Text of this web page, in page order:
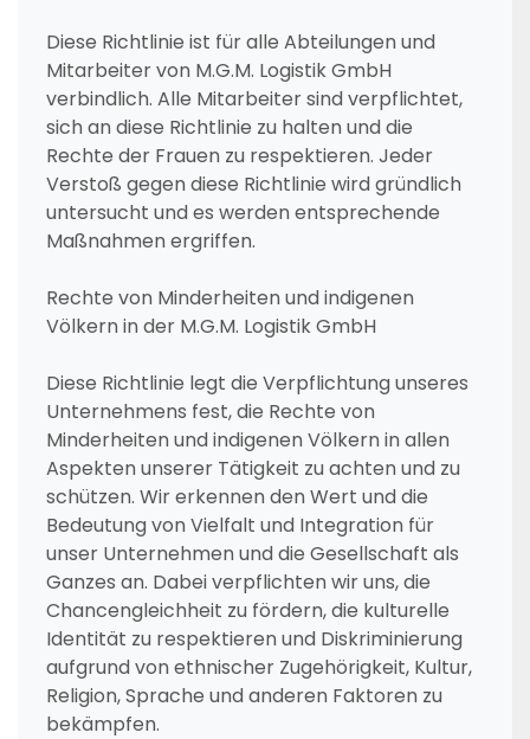
Diese Richtlinie ist für alle Abteilungen und
Mitarbeiter von M.G.M. Logistik GmbH
verbindlich. Alle Mitarbeiter sind verpflichtet,
sich an diese Richtlinie zu halten und die
Rechte der Frauen zu respektieren. Jeder
Verstoß gegen diese Richtlinie wird gründlich
untersucht und es werden entsprechende
Maßnahmen ergriffen.
Rechte von Minderheiten und indigenen
Völkern in der M.G.M. Logistik GmbH
Diese Richtlinie legt die Verpflichtung unseres
Unternehmens fest, die Rechte von
Minderheiten und indigenen Völkern in allen
Aspekten unserer Tätigkeit zu achten und zu
schützen. Wir erkennen den Wert und die
Bedeutung von Vielfalt und Integration für
unser Unternehmen und die Gesellschaft als
Ganzes an. Dabei verpflichten wir uns, die
Chancengleichheit zu fördern, die kulturelle
Identität zu respektieren und Diskriminierung
aufgrund von ethnischer Zugehörigkeit, Kultur,
Religion, Sprache und anderen Faktoren zu
bekämpfen.